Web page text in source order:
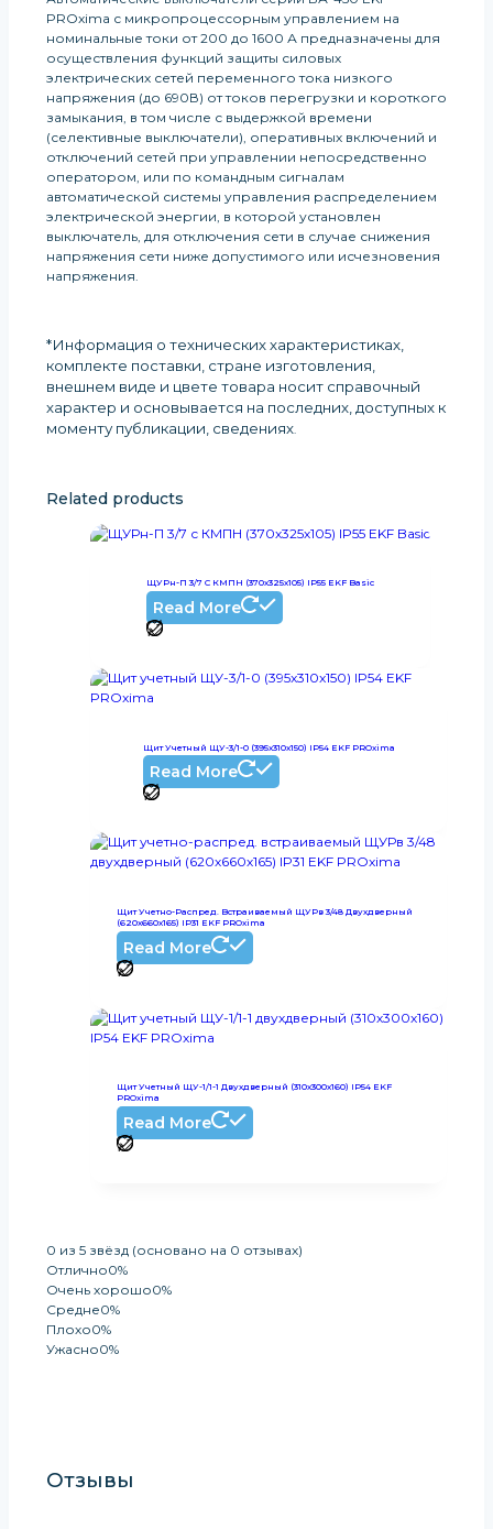
PROxima с микропроцессорным управлением на
номинальные токи от 200 до 1600 А предназначены для
осуществления функций защиты силовых
электрических сетей переменного тока низкого
напряжения (до 690В) от токов перегрузки и короткого
замыкания, в том числе с выдержкой времени
(селективные выключатели), оперативных включений и
отключений сетей при управлении непосредственно
оператором, или по командным сигналам
автоматической системы управления распределением
электрической энергии, в которой установлен
выключатель, для отключения сети в случае снижения
напряжения сети ниже допустимого или исчезновения
напряжения.
*Информация о технических характеристиках,
комплекте поставки, стране изготовления,
внешнем виде и цвете товара носит справочный
характер и основывается на последних, доступных к
моменту публикации, сведениях.
Related products
ЩУРн-П 3/7 С КМПН (370х325х105) IP55 EKF Basic
Read More
Щит Учетный ЩУ-3/1-0 (395x310x150) IP54 EKF PROxima
Read More
Щит Учетно-Распред. Встраиваемый ЩУРв 3/48 Двухдверный
(620х660х165) IP31 EKF PROxima
Read More
Щит Учетный ЩУ-1/1-1 Двухдверный (310х300х160) IP54 EKF
PROxima
Read More
0 из 5 звёзд (основано на 0 отзывах)
Отлично0%
Очень хорошо0%
Средне0%
Плохо0%
Ужасно0%
Отзывы